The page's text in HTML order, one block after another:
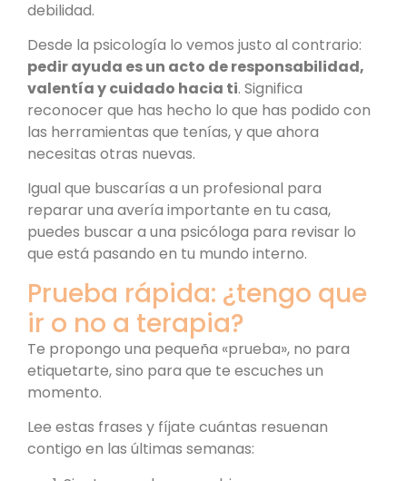
debilidad.
Desde la psicología lo vemos justo al contrario:
pedir ayuda es un acto de responsabilidad,
valentía y cuidado hacia ti. Significa
reconocer que has hecho lo que has podido con
las herramientas que tenías, y que ahora
necesitas otras nuevas.
Igual que buscarías a un profesional para
reparar una avería importante en tu casa,
puedes buscar a una psicóloga para revisar lo
que está pasando en tu mundo interno.
Prueba rápida: ¿tengo que
ir o no a terapia?
Te propongo una pequeña «prueba», no para
etiquetarte, sino para que te escuches un
momento.
Lee estas frases y fíjate cuántas resuenan
contigo en las últimas semanas: